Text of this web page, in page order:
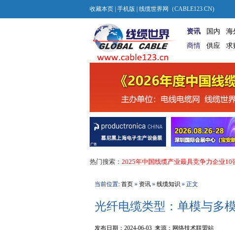
收藏本页 手机版 | 线缆世界网（CABLE123.CN)
资讯 国内 海
商情
供应 求
热门搜索： 2025年中国线缆产业最具竞争力企业10
当前位置: 首页 » 资讯 » 线缆知识 » 正文
光纤电缆类型：单模与多
发布日期：2024-06-03 来源：网络技术联盟站